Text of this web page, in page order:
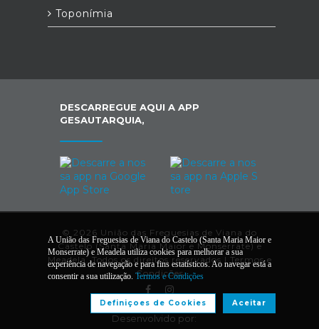
Toponímia
DESCARREGUE AQUI A APP
GESAUTARQUIA,
© 2026 União das Freguesias de Viana do
Castelo (Santa Maria Maior e Monserrate) e
Meadela. Todos os direitos reservados | Termos e
Condições
Desenvolvido por:
A União das Freguesias de Viana do Castelo (Santa Maria Maior e
Monserrate) e Meadela utiliza cookies para melhorar a sua
experiência de navegação e para fins estatísticos. Ao navegar está a
consentir a sua utilização. Termos e Condições
Aceitar
Definiçoes de Cookies